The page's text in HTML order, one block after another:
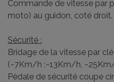
Commande de vitesse par
moto) au guidon, coté droit.
Sécurité :
Bridage de la vitesse par
(~7Km/h :~13Km/h,
Pédale de sécurité coupe